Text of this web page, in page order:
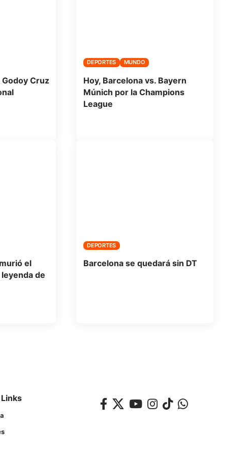
Cruz
DEPORTES MUNDO
Hoy, Barcelona vs. Bayern
Múnich por la Champions
League
el
de
DEPORTES
Barcelona se quedará sin DT